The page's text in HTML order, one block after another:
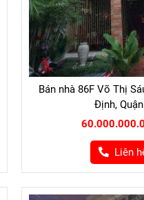
Bán nhà 86F Võ Thị
Định,
Liên